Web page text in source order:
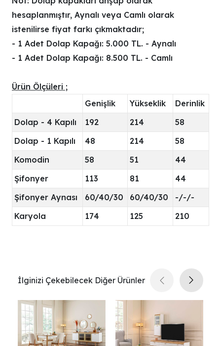
hesaplanmıştır, Aynalı veya Camlı olarak
istenilirse fiyat farkı çıkmaktadır;
- 1 Adet Dolap Kapağı: 5.000 TL. - Aynalı
- 1 Adet Dolap Kapağı: 8.500 TL. - Camlı
Ürün Ölçüleri ;
Genişlik
Yükseklik
Derinlik
Dolap - 4 Kapılı
192 214
58
Dolap - 1 Kapılı
48 214
58
Komodin
58 51
44
Şifonyer
113 81
44
Şifonyer Aynası
60/40/30 60/40/30
-/-/-
Karyola
174 125 210
İlginizi Çekebilecek Diğer Ürünler